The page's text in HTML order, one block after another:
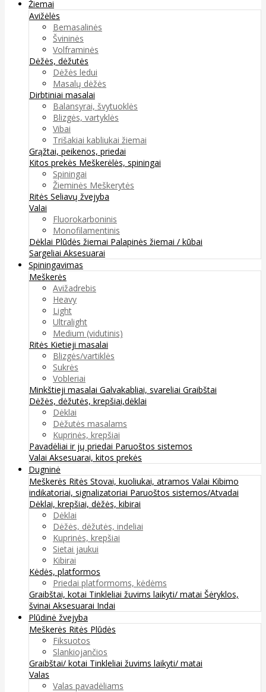
Žiemai
Avižėlės
Bemasalinės
Švininės
Volframinės
Dėžės, dėžutės
Dėžės ledui
Masalų dėžės
Dirbtiniai masalai
Balansyrai, švytuoklės
Blizgės, vartyklės
Vibai
Trišakiai kabliukai žiemai
Grąžtai, peikenos, priedai
Kitos prekės Meškerėlės, spiningai
Spiningai
Žieminės Meškerytės
Ritės Seliavų žvejyba
Valai
Fluorokarboninis
Monofilamentinis
Dėklai Plūdės žiemai Palapinės žiemai / kūbai
Sargeliai Aksesuarai
Spiningavimas
Meškerės
Avižadrebis
Heavy
Light
Ultralight
Medium (vidutinis)
Ritės Kietieji masalai
Blizgės/vartiklės
Sukrės
Vobleriai
Minkštieji masalai Galvakabliai, svareliai Graibštai
Dėžės, dėžutės, krepšiai,dėklai
Dėklai
Dėžutės masalams
Kuprinės, krepšiai
Pavadėliai ir jų priedai Paruoštos sistemos
Valai Aksesuarai, kitos prekės
Dugninė
Meškerės Ritės Stovai, kuoliukai, atramos Valai Kibimo
indikatoriai, signalizatoriai Paruoštos sistemos/Atvadai
Dėklai, krepšiai, dėžės, kibirai
Dėklai
Dėžės, dėžutės, indeliai
Kuprinės, krepšiai
Sietai jaukui
Kibirai
Kėdės, platformos
Priedai platformoms, kėdėms
Graibštai, kotai Tinkleliai žuvims laikyti/ matai Šėryklos,
švinai Aksesuarai Indai
Plūdinė žvejyba
Meškerės Ritės Plūdės
Fiksuotos
Slankiojančios
Graibštai/ kotai Tinkleliai žuvims laikyti/ matai
Valas
Valas pavadėliams